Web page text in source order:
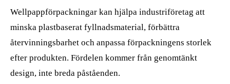
Wellpappförpackningar kan hjälpa industriföretag att
minska plastbaserat fyllnadsmaterial, förbättra
återvinningsbarhet och anpassa förpackningens storlek
efter produkten. Fördelen kommer från genomtänkt
design, inte breda påståenden.